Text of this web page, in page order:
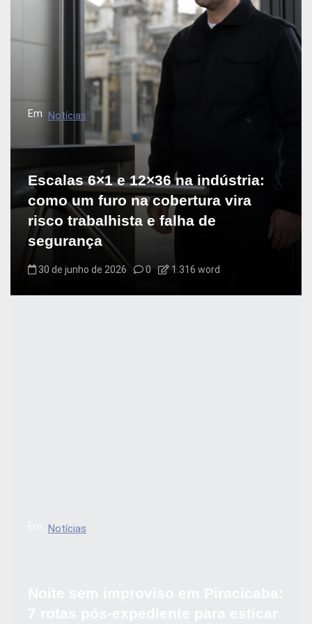
Em Notícias
Escalas 6×1 e 12×36 na indústria:
como um furo na cobertura vira
risco trabalhista e falha de
segurança
30 de junho de 2026 0 1.316 word
Notícias